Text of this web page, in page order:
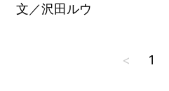
文／沢田ルウ
< 1